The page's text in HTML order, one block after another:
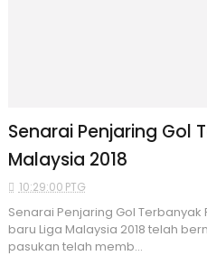
Senarai Penjaring Gol
Malaysia 2018
10:29:00 PTG
Senarai Penjaring Gol Terbanyak
baru Liga Malaysia 2018 telah
pasukan telah memb...